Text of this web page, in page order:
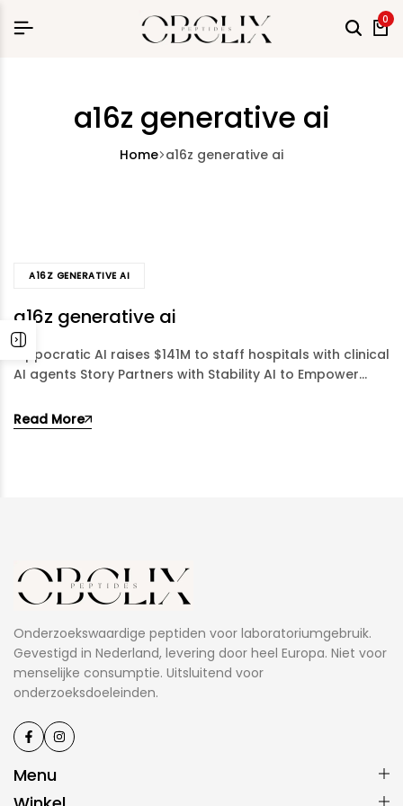
0
a16z generative ai
Home a16z generative ai
A16Z GENERATIVE AI
a16z generative ai
Hippocratic AI raises $141M to staff hospitals with clinical
AI agents Story Partners with Stability AI to Empower…
Read More
Onderzoekswaardige peptiden voor laboratoriumgebruik.
Gevestigd in Nederland, levering door heel Europa. Niet voor
menselijke consumptie. Uitsluitend voor
onderzoeksdoeleinden.
Menu